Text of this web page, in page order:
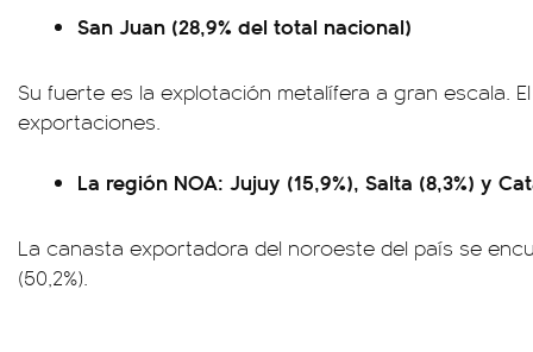
San Juan (28,9% del total nacional)
Su fuerte es la explotación metalífera a gran escala.
exportaciones.
La región NOA: Jujuy (15,9%), Salta (8,3%) y
La canasta exportadora del noroeste del país se
(50,2%).